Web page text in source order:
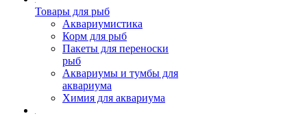
Товары для рыб
Аквариумистика
Корм для рыб
Пакеты для переноски
рыб
Аквариумы и тумбы для
аквариума
Химия для аквариума